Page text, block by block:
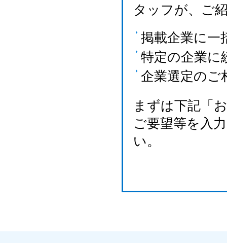
タッフが、ご
掲載企業に一
特定の企業に
企業選定のご
まずは下記「
ご要望等を入
い。